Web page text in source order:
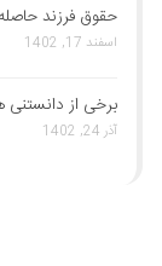
حقوق فرزند
اسفند 17, 1402
برخی از
آذر 24, 1402